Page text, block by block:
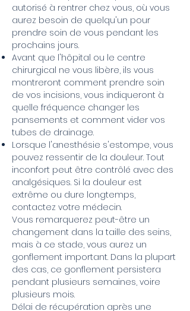
autorisé à rentrer chez vous, où vous
aurez besoin de quelqu'un pour
prendre soin de vous pendant les
prochains jours.
Avant que l'hôpital ou le centre
chirurgical ne vous libère, ils vous
montreront comment prendre soin
de vos incisions, vous indiqueront à
quelle fréquence changer les
pansements et comment vider vos
tubes de drainage.
Lorsque l'anesthésie s'estompe, vous
pouvez ressentir de la douleur. Tout
inconfort peut être contrôlé avec des
analgésiques. Si la douleur est
extrême ou dure longtemps,
contactez votre médecin.
Vous remarquerez peut-être un
changement dans la taille des seins,
mais à ce stade, vous aurez un
gonflement important. Dans la plupart
des cas, ce gonflement persistera
pendant plusieurs semaines, voire
plusieurs mois.
Délai de récupération après une